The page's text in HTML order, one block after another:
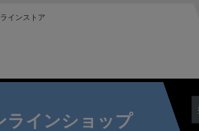
インストア
ラインショップ